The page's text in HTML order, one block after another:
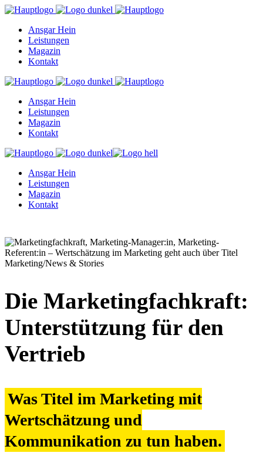
Ansgar Hein
Leistungen
Magazin
Kontakt
Ansgar Hein
Leistungen
Magazin
Kontakt
Ansgar Hein
Leistungen
Magazin
Kontakt
Marketing/News & Stories
Die Marketingfachkraft:
Unterstützung für den
Vertrieb
Was Titel im Marketing mit
Wertschätzung und
Kommunikation zu tun haben.